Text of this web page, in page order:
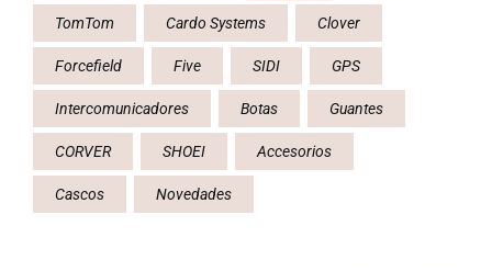
TomTom Cardo Systems Clover
Forcefield Five SIDI GPS
Intercomunicadores Botas Guantes
CORVER SHOEI Accesorios
Cascos Novedades